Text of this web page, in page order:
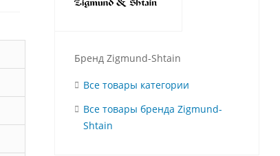
Бренд Zigmund-Shtain
Все товары категории
Все товары бренда Zigmund-
Shtain